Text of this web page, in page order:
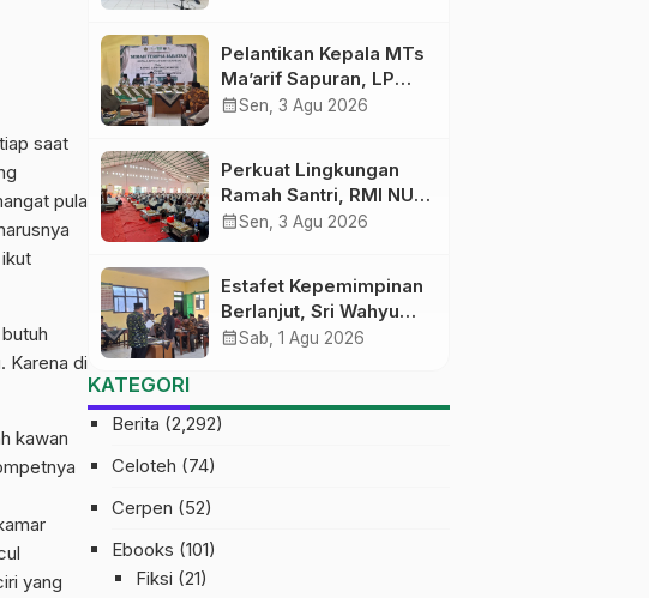
saat
pula
Karena di
kawan
yang
Pelantikan Kepala MTs
Ma’arif Sapuran, LP
Ma’arif NU Wonosobo
Kepemimpinan
Nahdliyah
calendar_monthSen, 3 Agu 2026
Perkuat Lingkungan
Ramah Santri, RMI NU
Gelar ‘Sambang
calendar_monthSen, 3 Agu 2026
Estafet Kepemimpinan
Berlanjut, Sri Wahyu
Susilowati Resmi
calendar_monthSab, 1 Agu 2026
KATEGORI
Berita (2,292)
Celoteh (74)
Cerpen (52)
Ebooks (101)
Fiksi (21)